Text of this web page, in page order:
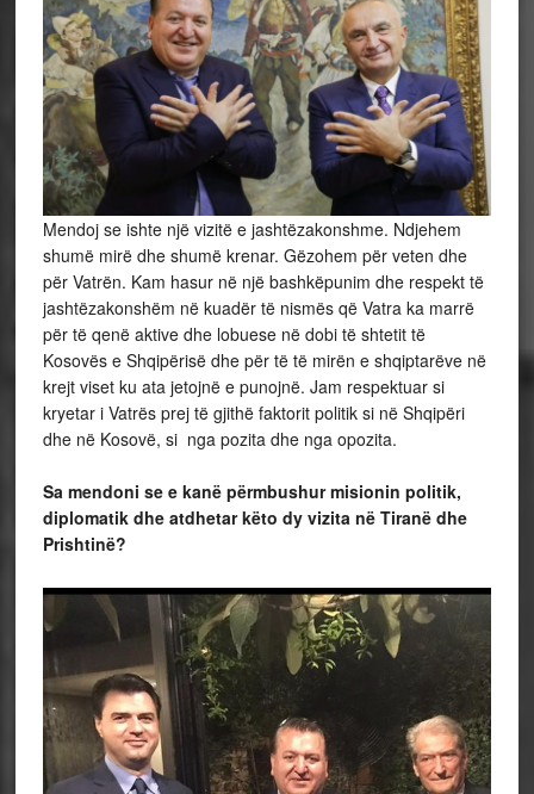
Mendoj se ishte një vizitë e jashtëzakonshme. Ndjehem
shumë mirë dhe shumë krenar. Gëzohem për veten dhe
për Vatrën. Kam hasur në një bashkëpunim dhe respekt të
jashtëzakonshëm në kuadër të nismës që Vatra ka marrë
për të qenë aktive dhe lobuese në dobi të shtetit të
Kosovës e Shqipërisë dhe për të të mirën e shqiptarëve në
krejt viset ku ata jetojnë e punojnë. Jam respektuar si
kryetar i Vatrës prej të gjithë faktorit politik si në Shqipëri
dhe në Kosovë, si nga pozita dhe nga opozita.
Sa mendoni se e kanë përmbushur misionin politik,
diplomatik dhe atdhetar këto dy vizita në Tiranë dhe
Prishtinë?